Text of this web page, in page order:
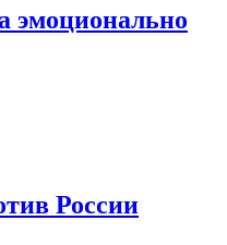
эмоционально
России